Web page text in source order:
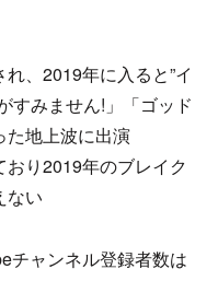
、2019年に入ると”イ
すみません!」「ゴッド
た地上波に出演
り2019年のブレイク
ない
チャンネル登録者数は